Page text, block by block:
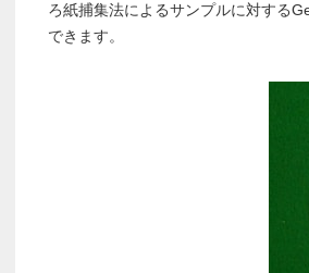
ろ紙捕集法によるサンプルに対する
できます。